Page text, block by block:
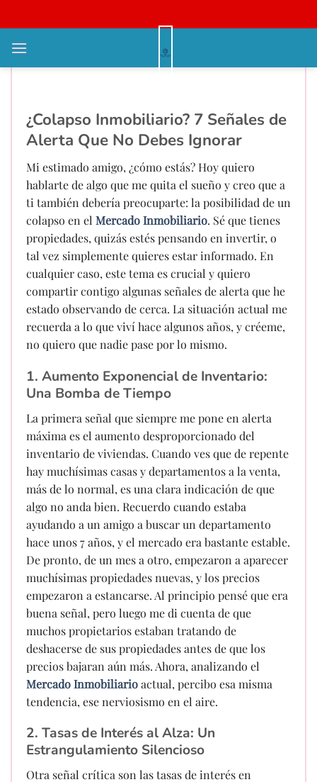
qua
nội
¿Colapso Inmobiliario? 7 Señales
¿Colapso Inmobiliario? 7 Señales de
Alerta Que No Debes Ignorar
Mi estimado amigo, ¿cómo estás? Hoy quiero
hablarte de algo que me quita el sueño y creo que a
ti también debería preocuparte: la posibilidad de un
colapso en el Mercado Inmobiliario. Sé que tienes
propiedades, quizás estés pensando en invertir, o
tal vez simplemente quieres estar informado. En
cualquier caso, este tema es crucial y quiero
compartir contigo algunas señales de alerta que he
estado observando de cerca. La situación actual me
recuerda a lo que viví hace algunos años, y créeme,
no quiero que nadie pase por lo mismo.
1. Aumento Exponencial de Inventario:
Una Bomba de Tiempo
La primera señal que siempre me pone en alerta
máxima es el aumento desproporcionado del
inventario de viviendas. Cuando ves que de repente
hay muchísimas casas y departamentos a la venta,
más de lo normal, es una clara indicación de que
algo no anda bien. Recuerdo cuando estaba
ayudando a un amigo a buscar un departamento
hace unos 7 años, y el mercado era bastante estable.
De pronto, de un mes a otro, empezaron a aparecer
muchísimas propiedades nuevas, y los precios
empezaron a estancarse. Al principio pensé que era
buena señal, pero luego me di cuenta de que
muchos propietarios estaban tratando de
deshacerse de sus propiedades antes de que los
precios bajaran aún más. Ahora, analizando el
Mercado Inmobiliarioactual, percibo esa misma
tendencia, ese nerviosismo en el aire.
2. Tasas de Interés al Alza: Un
Estrangulamiento Silencioso
Otra señal crítica son las tasas de interés en